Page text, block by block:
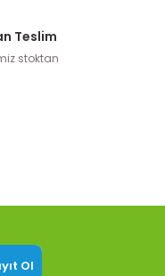
Teslim
stoktan
Ol